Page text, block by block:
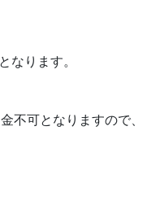
ります。
不可となりますので、